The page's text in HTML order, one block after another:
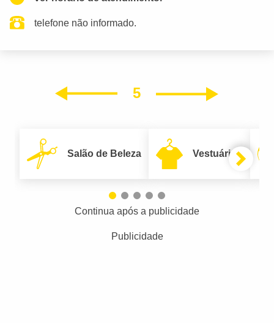
telefone não informado.
5
Salão de Beleza Vestuário
Continua após a publicidade
Publicidade